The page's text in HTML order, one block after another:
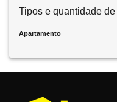
Tipos e quantidade
Apartamento